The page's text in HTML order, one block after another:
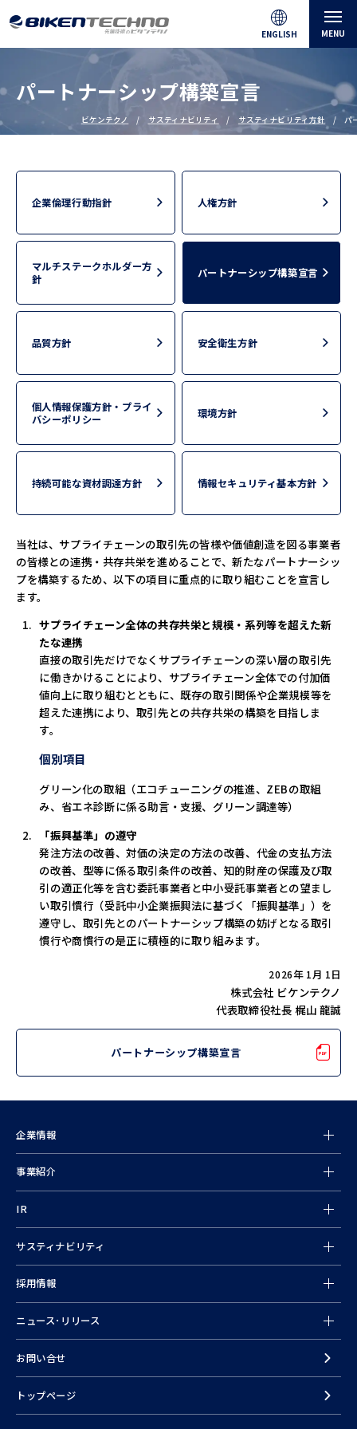
ENGLISH MENU
パートナーシップ構築宣言
ビケンテクノ サスティナビリティ サスティナビリティ方針 パ
企業倫理行動指針 人権方針
マルチステークホルダー方
針
パートナーシップ構築宣言
品質方針 安全衛生方針
個人情報保護方針・プライ
バシーポリシー
環境方針
持続可能な資材調達方針 情報セキュリティ基本方針
当社は、サプライチェーンの取引先の皆様や価値創造を図る事業者
の皆様との連携・共存共栄を進めることで、新たなパートナーシッ
プを構築するため、以下の項目に重点的に取り組むことを宣言し
ます。
サプライチェーン全体の共存共栄と規模・系列等を超えた新
たな連携
直接の取引先だけでなくサプライチェーンの深い層の取引先
に働きかけることにより、サプライチェーン全体での付加価
値向上に取り組むとともに、既存の取引関係や企業規模等を
超えた連携により、取引先との共存共栄の構築を目指しま
す。
個別項目
グリーン化の取組（エコチューニングの推進、ZEBの取組
み、省エネ診断に係る助言・支援、グリーン調達等）
「振興基準」の遵守
発注方法の改善、対価の決定の方法の改善、代金の支払方法
の改善、型等に係る取引条件の改善、知的財産の保護及び取
引の適正化等を含む委託事業者と中小受託事業者との望まし
い取引慣行（受託中小企業振興法に基づく「振興基準」）を
遵守し、取引先とのパートナーシップ構築の妨げとなる取引
慣行や商慣行の是正に積極的に取り組みます。
2026年 1月 1日
株式会社 ビケンテクノ
代表取締役社長 梶山 龍誠
パートナーシップ構築宣言
企業情報
事業紹介
IR
サスティナビリティ
採用情報
ニュース･リリース
お問い合せ
トップページ